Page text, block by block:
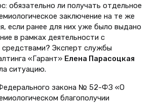
обязательно ли получать отдельное
заключение на те же
если ранее для них уже было выдано
в рамках деятельности с
средствами? Эксперт службы
«Гарант» Елена Парасоцкая
ситуацию.
закона № 52-ФЗ «О
благополучии